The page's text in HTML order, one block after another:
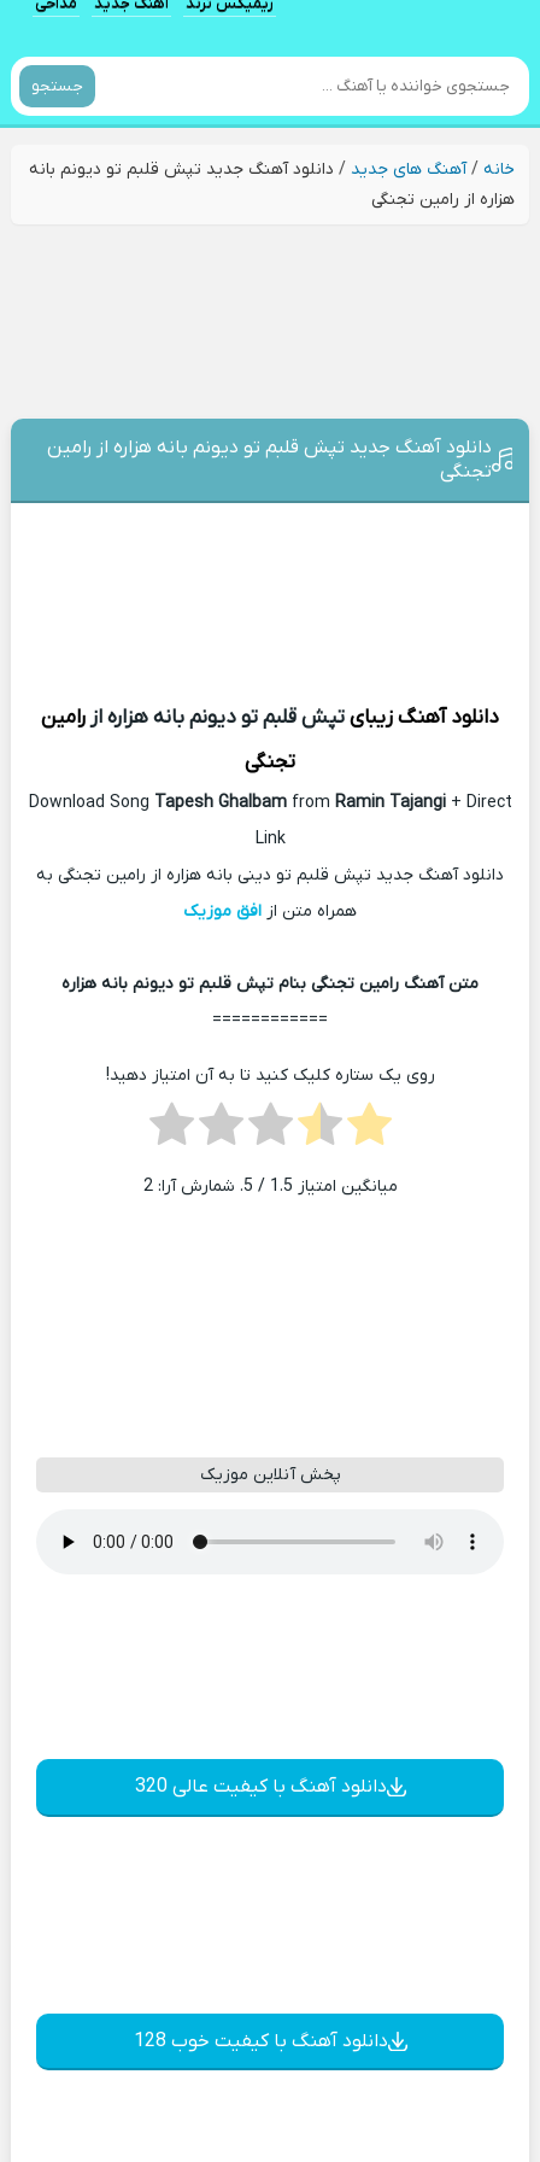
جستجو
خانه/آهنگ های جدید / دانلود آهنگ جدید تپش قلبم تو دیونم بانه
هزاره از رامین تجنگی
دانلود آهنگ جدید تپش قلبم تو دیونم بانه هزاره از رامین
تجنگی
دانلود آهنگ زیبایتپش قلبم تو دیونم بانه هزاره ازرامین
تجنگی
Download Song Tapesh Ghalbamfrom Ramin Tajangi+ Direct
Link
دانلود آهنگ جدید تپش قلبم تو دینی بانه هزاره از رامین تجنگی به
همراه متن از افق موزیک
متن آهنگ رامین تجنگی بنام تپش قلبم تو دیونم بانه هزاره
============
روی یک ستاره کلیک کنید تا به آن امتیاز دهید!
میانگین امتیاز 1.5 / 5. شمارش آرا: 2
پخش آنلاین موزیک
دانلود آهنگ با کیفیت عالی 320
دانلود آهنگ با کیفیت خوب 128